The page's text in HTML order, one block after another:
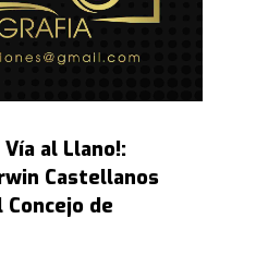
Vía al Llano!:
Castellanos
de